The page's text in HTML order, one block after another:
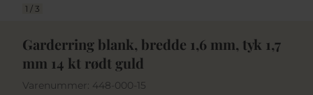
1 / 3
Garderring blank, bredde 1,6 mm, tyk 1,7
mm 14 kt rødt guld
Varenummer: 448-000-15